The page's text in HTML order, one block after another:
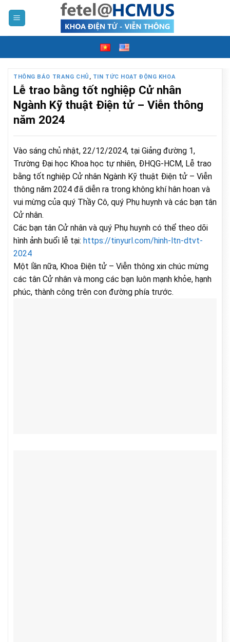
THÔNG BÁO TRANG CHỦ , TIN TỨC HOẠT ĐỘNG KHOA
Lễ trao bằng tốt nghiệp Cử nhân
Ngành Kỹ thuật Điện tử – Viễn thông
năm 2024
Vào sáng chủ nhật, 22/12/2024, tại Giảng đường 1,
Trường Đại học Khoa học tự nhiên, ĐHQG-HCM, Lễ trao
bằng tốt nghiệp Cử nhân Ngành Kỹ thuật Điện tử – Viễn
thông năm 2024 đã diễn ra trong không khí hân hoan và
vui mừng của quý Thầy Cô, quý Phụ huynh và các bạn tân
Cử nhân.
Các bạn tân Cử nhân và quý Phụ huynh có thể theo dõi
hình ảnh buổi lễ tại: https://tinyurl.com/hinh-ltn-dtvt-
2024
Một lần nữa, Khoa Điện tử – Viễn thông xin chúc mừng
các tân Cử nhân và mong các bạn luôn mạnh khỏe, hạnh
phúc, thành công trên con đường phía trước.